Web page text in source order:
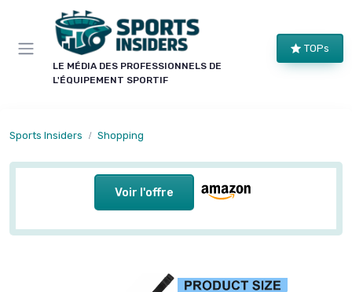
LE MÉDIA DES PROFESSIONNELS DE
L'ÉQUIPEMENT SPORTIF
TOPs
Sports Insiders Shopping
Voir l'offre
Panneau de gestion des cookies